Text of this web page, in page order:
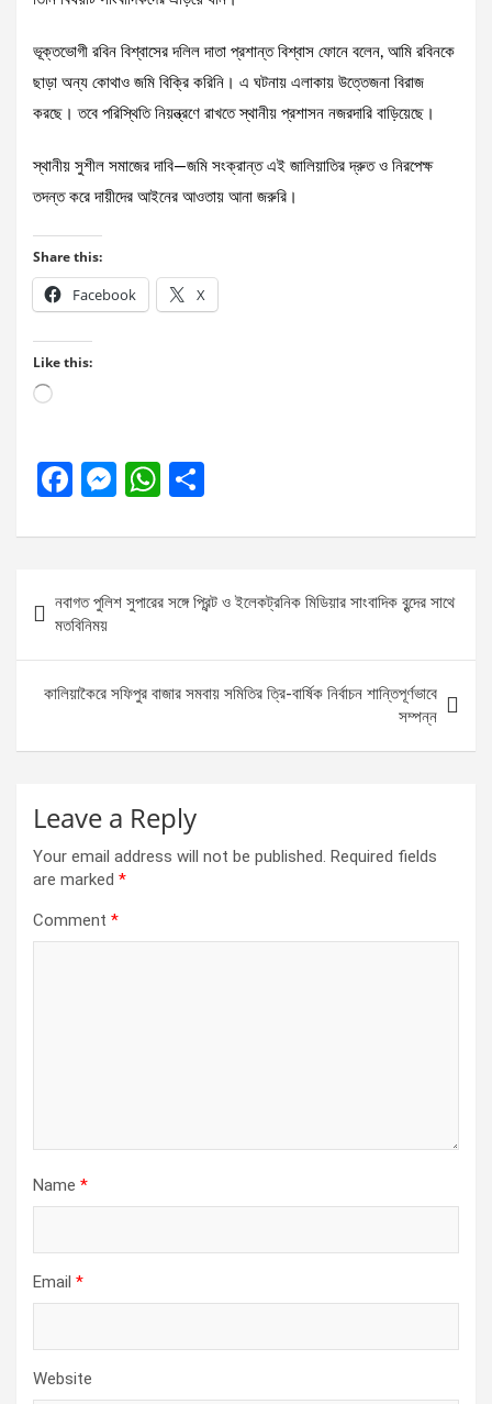
ভূক্তভোগী রবিন বিশ্বাসের দলিল দাতা প্রশান্ত বিশ্বাস ফোনে বলেন, আমি রবিনকে
ছাড়া অন্য কোথাও জমি বিক্রি করিনি। এ ঘটনায় এলাকায় উত্তেজনা বিরাজ
করছে। তবে পরিস্থিতি নিয়ন্ত্রণে রাখতে স্থানীয় প্রশাসন নজরদারি বাড়িয়েছে।
স্থানীয় সুশীল সমাজের দাবি—জমি সংক্রান্ত এই জালিয়াতির দ্রুত ও নিরপেক্ষ
তদন্ত করে দায়ীদের আইনের আওতায় আনা জরুরি।
Share this:
Facebook X
Like this:
Loading…
F
ce
o
o
k
M
se
g
er
W
at
A
p
p
ar
e
navigation
নবাগত পুলিশ সুপারের সঙ্গে প্রিন্ট ও ইলেকট্রনিক মিডিয়ার সাংবাদিক বৃন্দের সাথে
মতবিনিময়
কালিয়াকৈরে সফিপুর বাজার সমবায় সমিতির ত্রি-বার্ষিক নির্বাচন শান্তিপূর্ণভাবে
সম্পন্ন
Leave a Reply
Your email address will not be published. Required fields
are marked *
Comment *
Name *
Email *
Website